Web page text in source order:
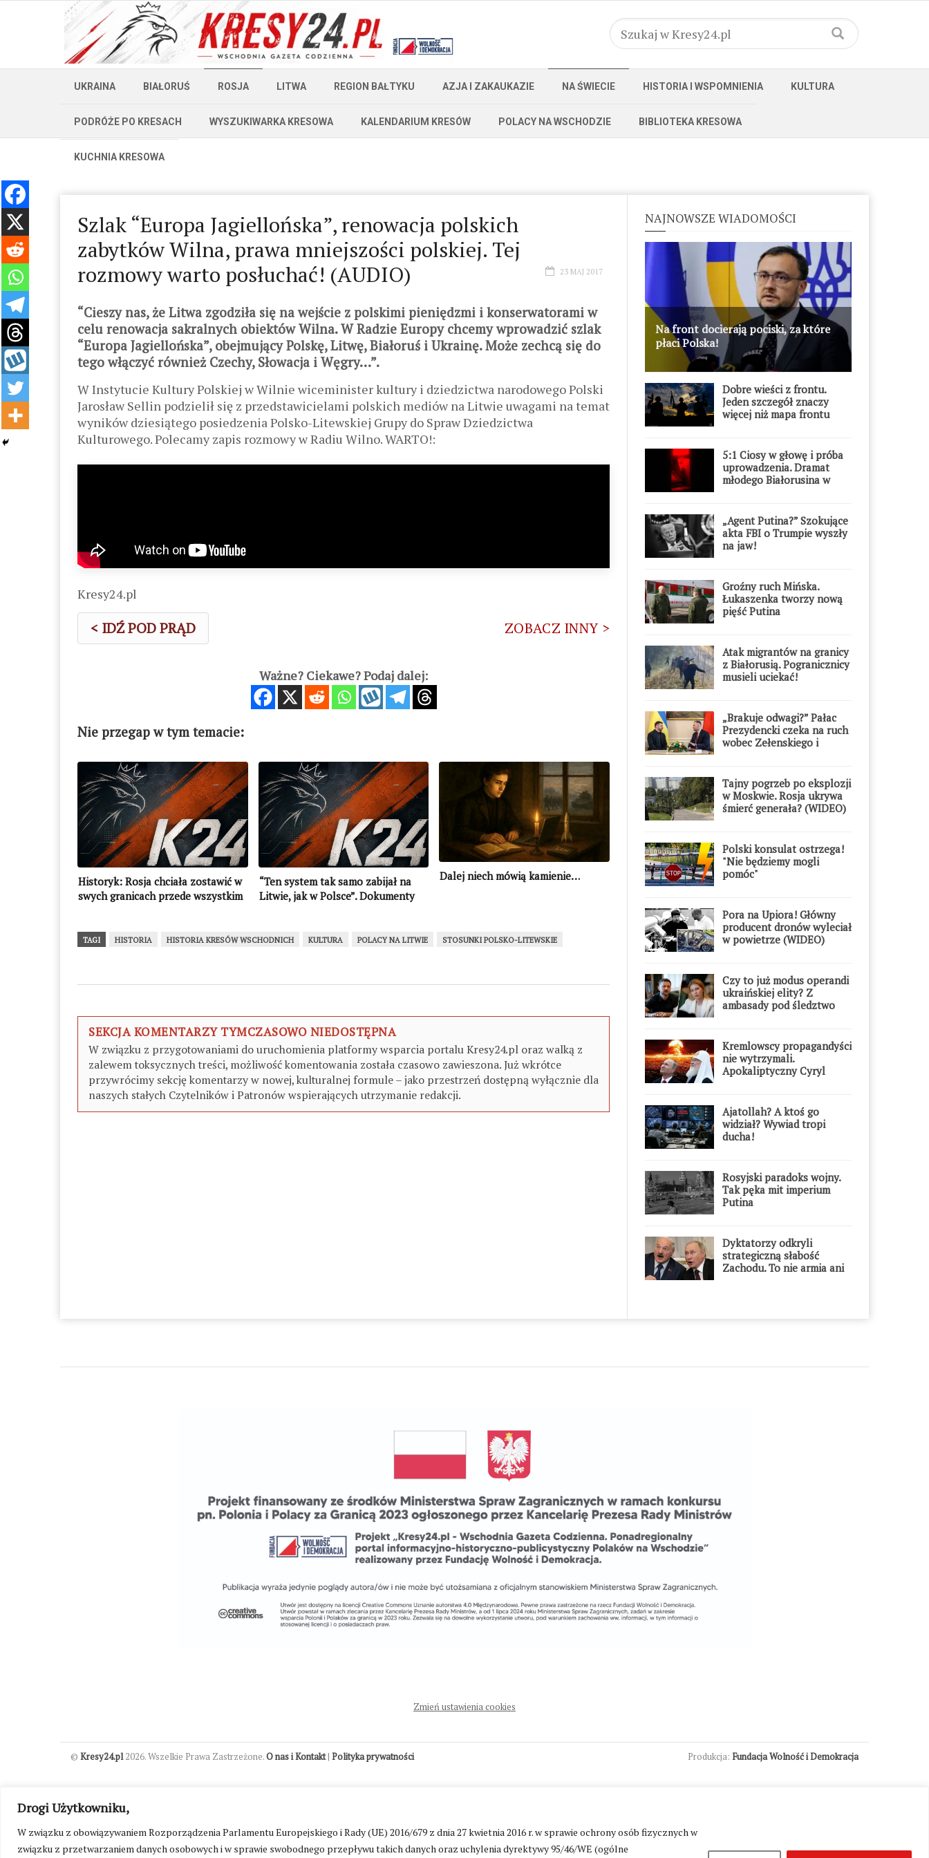
Drogi Użytkowniku,
W związku z obowiązywaniem Rozporządzenia Parlamentu Europejskiego i Rady (UE) 2016/679 z dnia 27 kwietnia 2016 r. w sprawie ochrony osób fizycznych w
związku z przetwarzaniem danych osobowych i w sprawie swobodnego przepływu takich danych oraz uchylenia dyrektywy 95/46/WE (ogólne
UKRAINA BIAŁORUŚ ROSJA LITWA REGION BAŁTYKU AZJA I ZAKAUKAZIE NA ŚWIECIE HISTORIA I WSPOMNIENIA KULTURA
PODRÓŻE PO KRESACH WYSZUKIWARKA KRESOWA KALENDARIUM KRESÓW POLACY NA WSCHODZIE BIBLIOTEKA KRESOWA
KUCHNIA KRESOWA
Szlak “Europa Jagiellońska”, renowacja polskich
zabytków Wilna, prawa mniejszości polskiej. Tej
rozmowy warto posłuchać! (AUDIO)
23 MAJ 2017
“Cieszy nas, że Litwa zgodziła się na wejście z polskimi pieniędzmi i konserwatorami w
celu renowacja sakralnych obiektów Wilna. W Radzie Europy chcemy wprowadzić szlak
“Europa Jagiellońska”, obejmujący Polskę, Litwę, Białoruś i Ukrainę. Może zechcą się do
tego włączyć również Czechy, Słowacja i Węgry…”.
W Instytucie Kultury Polskiej w Wilnie wiceminister kultury i dziedzictwa narodowego Polski
Jarosław Sellin podzielił się z przedstawicielami polskich mediów na Litwie uwagami na temat
wyników dziesiątego posiedzenia Polsko-Litewskiej Grupy do Spraw Dziedzictwa
Kulturowego. Polecamy zapis rozmowy w Radiu Wilno. WARTO!:
Kresy24.pl
< IDŹ POD PRĄD ZOBACZ INNY >
Ważne? Ciekawe? Podaj dalej:
Nie przegap w tym temacie:
Historyk: Rosja chciała zostawić w
swych granicach przede wszystkim
“Ten system tak samo zabijał na
Litwie, jak w Polsce”. Dokumenty
Dalej niech mówią kamienie…
TAGI HISTORIA HISTORIA KRESÓW WSCHODNICH KULTURA POLACY NA LITWIE STOSUNKI POLSKO-LITEWSKIE
SEKCJA KOMENTARZY TYMCZASOWO NIEDOSTĘPNA
W związku z przygotowaniami do uruchomienia platformy wsparcia portalu Kresy24.pl oraz walką z
zalewem toksycznych treści, możliwość komentowania została czasowo zawieszona. Już wkrótce
przywrócimy sekcję komentarzy w nowej, kulturalnej formule – jako przestrzeń dostępną wyłącznie dla
naszych stałych Czytelników i Patronów wspierających utrzymanie redakcji.
NAJNOWSZE WIADOMOŚCI
Na front docierają pociski, za które
płaci Polska!
Dobre wieści z frontu.
Jeden szczegół znaczy
więcej niż mapa frontu
5:1 Ciosy w głowę i próba
uprowadzenia. Dramat
młodego Białorusina w
„Agent Putina?” Szokujące
akta FBI o Trumpie wyszły
na jaw!
Groźny ruch Mińska.
Łukaszenka tworzy nową
pięść Putina
Atak migrantów na granicy
z Białorusią. Pogranicznicy
musieli uciekać!
„Brakuje odwagi?” Pałac
Prezydencki czeka na ruch
wobec Zełenskiego i
Tajny pogrzeb po eksplozji
w Moskwie. Rosja ukrywa
śmierć generała? (WIDEO)
Polski konsulat ostrzega!
"Nie będziemy mogli
pomóc"
Pora na Upiora! Główny
producent dronów wyleciał
w powietrze (WIDEO)
Czy to już modus operandi
ukraińskiej elity? Z
ambasady pod śledztwo
Kremlowscy propagandyści
nie wytrzymali.
Apokaliptyczny Cyryl
Ajatollah? A ktoś go
widział? Wywiad tropi
ducha!
Rosyjski paradoks wojny.
Tak pęka mit imperium
Putina
Dyktatorzy odkryli
strategiczną słabość
Zachodu. To nie armia ani
Zmień ustawienia cookies
© Kresy24.pl2026. Wszelkie Prawa Zastrzeżone.O nas i Kontakt| Polityka prywatności Produkcja: Fundacja Wolność i Demokracja